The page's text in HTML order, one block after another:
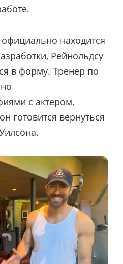
находится
Рейнольдсу
в форму. Тренер по
с актером,
готовится вернуться